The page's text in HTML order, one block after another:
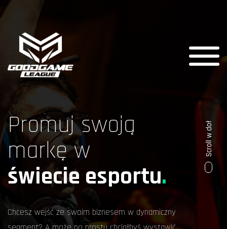
Promuj swoją
markę w
świecie esportu.
Chcesz wejść ze swoim biznesem w dynamiczny
Scroll w doł